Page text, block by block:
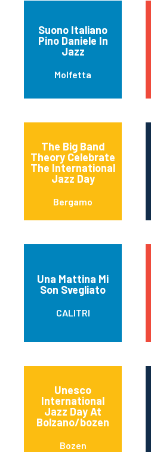
Suono Italiano
Pino Daniele In
Jazz
Molfetta
The Big Band
Theory Celebrate
The International
Jazz Day
Bergamo
Una Mattina Mi
Son Svegliato
CALITRI
Unesco
International
Jazz Day At
Bolzano/bozen
Bozen